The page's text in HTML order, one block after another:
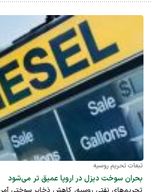
تبعات تحریم روسیه
بحران سوخت دیزل در اروپا عمیق تر می‌شود